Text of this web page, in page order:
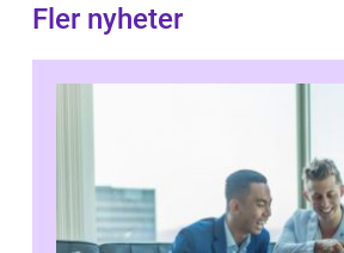
Fler nyheter